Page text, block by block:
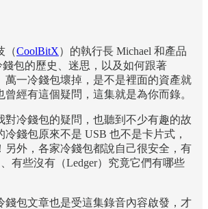
（CoolBitX）的執行長 Michael 和產品
錢包的歷史、迷思，以及如何跟著
萬一冷錢包壞掉，是不是裡面的資產就
經有這個疑問，這集就是為你而錄。
對冷錢包的疑問，也聽到不少有趣的故
錢包原來不是 USB 也不是卡片式，
另外，各家冷錢包都說自己很安全，有
有些沒有（Ledger）究竟它們有哪些
錢包文章也是受這集錄音內容啟發，才